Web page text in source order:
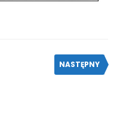
NASTĘPNY